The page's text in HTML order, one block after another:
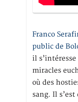
Franco
public de
il s’intéresse
miracles
où des
sang. Il